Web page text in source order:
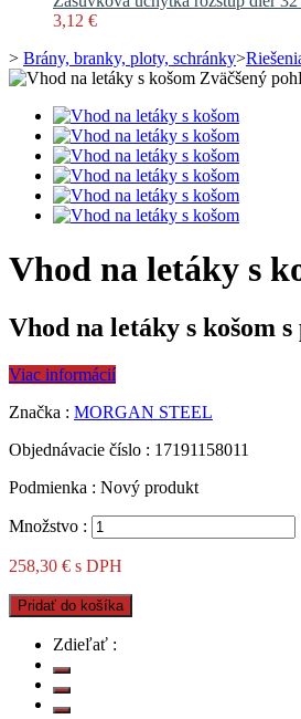
3,12 €
> Brány, branky, ploty, schránky>
Zväčšený
Vhod na letáky s
Vhod na letáky s košom
Viac informácií
Značka : MORGAN STEEL
Objednávacie číslo : 17191158011
Podmienka : Nový produkt
Množstvo :
258,30 € s DPH
Pridať do košíka
Zdieľať :